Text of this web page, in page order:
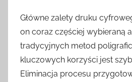
Główne zalety druku
on coraz częściej wybieraną
tradycyjnych metod
kluczowych korzyści jest
Eliminacja procesu